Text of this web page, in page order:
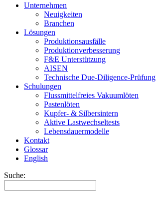
Unternehmen
Neuigkeiten
Branchen
Lösungen
Produktionsausfälle
Produktionverbesserung
F&E Unterstützung
AISEN
Technische Due-Diligence-Prüfung
Schulungen
Flussmittelfreies Vakuumlöten
Pastenlöten
Kupfer- & Silbersintern
Aktive Lastwechseltests
Lebensdauermodelle
Kontakt
Glossar
English
Suche: